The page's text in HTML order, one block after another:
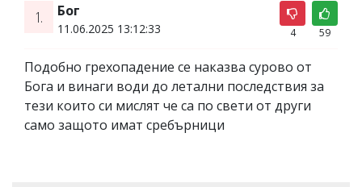
1. Бог
11.06.2025 13:12:33 4 59
Подобно грехопадение се наказва сурово от
Бога и винаги води до летални последствия за
тези които си мислят че са по свети от други
само защото имат сребърници